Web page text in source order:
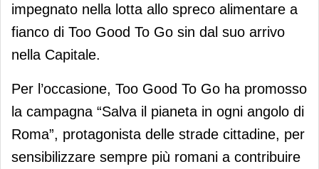
impegnato nella lotta allo spreco alimentare a
fianco di Too Good To Go sin dal suo arrivo
nella Capitale.
Per l’occasione, Too Good To Go ha promosso
la campagna “Salva il pianeta in ogni angolo di
Roma”, protagonista delle strade cittadine, per
sensibilizzare sempre più romani a contribuire